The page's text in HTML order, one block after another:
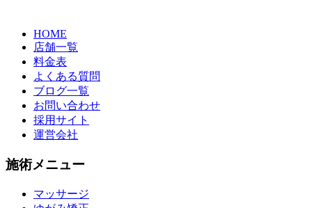
HOME
店舗一覧
料金表
よくある質問
ブログ一覧
お問い合わせ
採用サイト
運営会社
施術メニュー
マッサージ